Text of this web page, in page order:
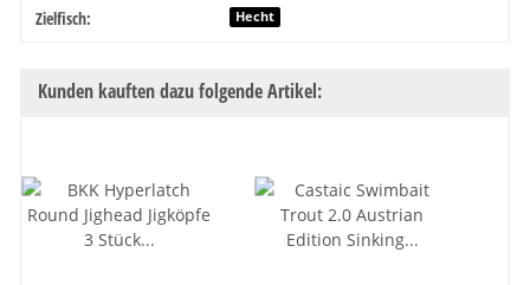
Produkteigenschaft
Wert
Zielfisch: Hecht
Kunden kauften dazu folgende Artikel: